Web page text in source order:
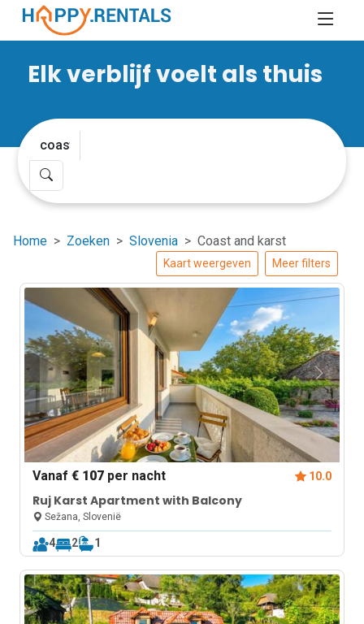
Elk verblijf voelt als thuis
Home Zoeken Slovenia Coast and karst
Kaart weergeven Meer filters
Vanaf€ 107 per nacht 10.0
Ruj Karst Apartment with Balcony
Sežana, Slovenië
4 2 1